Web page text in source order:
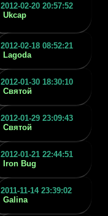
2012-02-20 20:57:52
Ukcap
2012-02-18 08:52:21
Lagoda
2012-01-30 18:30:10
Святой
2012-01-29 23:09:43
Святой
2012-01-21 22:44:51
Iron Bug
2011-11-14 23:39:02
Galina